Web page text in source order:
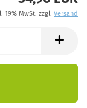
19% MwSt. zzgl. Versand